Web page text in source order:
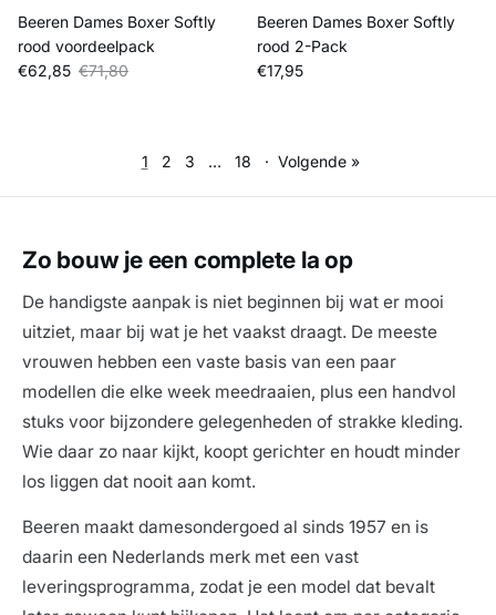
Beeren Dames Boxer Softly
rood voordeelpack
Verkoopprijs
€62,85 Reguliere prijs
€71,80
Beeren Dames Boxer Softly
rood 2-Pack
Reguliere prijs
€17,95
1 2 3 … 18 · Volgende »
Zo bouw je een complete la op
De handigste aanpak is niet beginnen bij wat er mooi
uitziet, maar bij wat je het vaakst draagt. De meeste
vrouwen hebben een vaste basis van een paar
modellen die elke week meedraaien, plus een handvol
stuks voor bijzondere gelegenheden of strakke kleding.
Wie daar zo naar kijkt, koopt gerichter en houdt minder
los liggen dat nooit aan komt.
Beeren maakt damesondergoed al sinds 1957 en is
daarin een Nederlands merk met een vast
leveringsprogramma, zodat je een model dat bevalt